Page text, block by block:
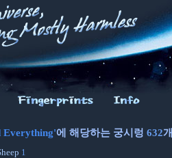
Everything'에 해당하는 궁시렁 632개
1